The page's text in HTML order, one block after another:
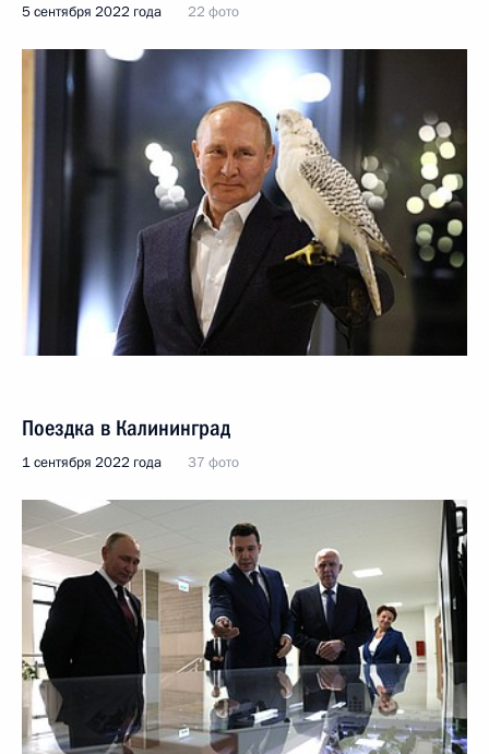
5 сентября 2022 года 22 фото
Поездка в Калининград
1 сентября 2022 года 37 фото